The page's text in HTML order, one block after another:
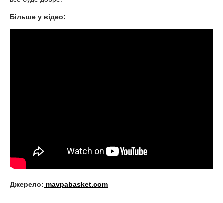
Більше у відео:
Джерело: mavpabasket.com